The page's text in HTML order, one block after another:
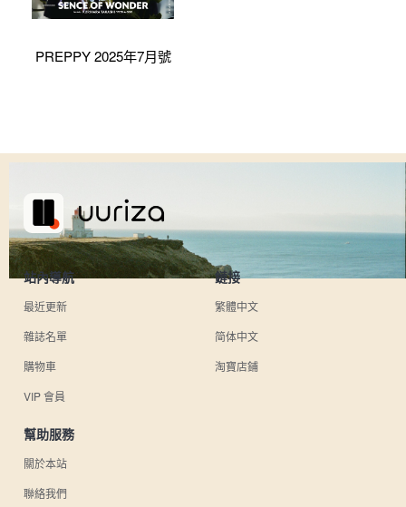
PREPPY 2025年7月號
站內導航
最近更新
雜誌名單
購物車
VIP 會員
鏈接
繁體中文
简体中文
淘寶店鋪
幫助服務
關於本站
聯絡我們